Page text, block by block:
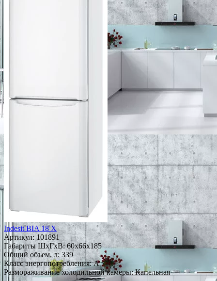
Indesit BIA 18 X
Артикул:101891
Габариты ШxГxВ: 60x66x185
Общий объем, л: 339
Класс энергопотребления: A
Размораживание холодильной камеры: Капельная